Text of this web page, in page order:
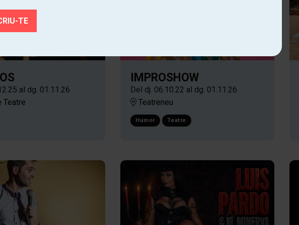
al dg. 01.11.26
Teatre
IMPROSHOW
Del dj. 06.10.22 al dg. 01.11.26
Teatreneu
Humor Teatre